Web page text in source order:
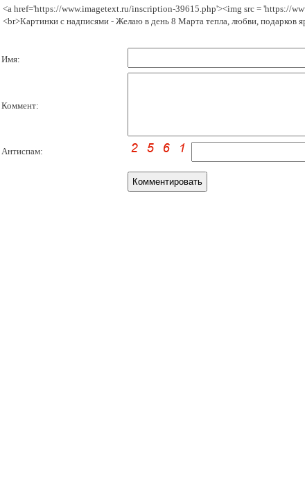
<a href='https://www.imagetext.ru/inscription-39615.php'><img src = 'https://
<br>Картинки с надписями - Желаю в день 8 Марта тепла, любви, подарков
Имя:
Коммент:
Антиспам: